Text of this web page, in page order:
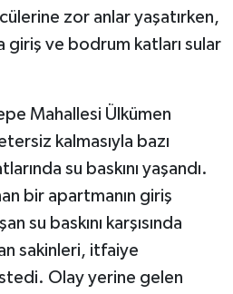
zor anlar yaşatırken,
giriş ve bodrum katları sular
Mahallesi Ülkümen
kalmasıyla bazı
su baskını yaşandı.
bir apartmanın giriş
su baskını karşısında
sakinleri, itfaiye
Olay yerine gelen